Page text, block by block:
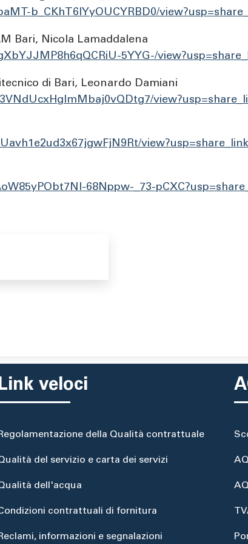
b_CKhT6lYyOUCYRBD0/
Bari, Nicola Lamaddalena
5YYG-/
di Bari, Leonardo Damiani
view?usp=share_link
68Nppw-_73-
veloci
della Qualità contrattuale
del servizio e carta dei servizi
dell'acqua
contrattuali di fornitura
informazioni e segnalazioni